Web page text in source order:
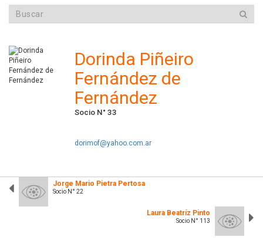
Dorinda Piñeiro
Fernández de
Fernández
Socio N° 33
dorimof@yahoo.com.ar
Jorge Mario Pietra Pertosa
Socio N° 22
Laura Beatríz Pinto
Socio N° 113